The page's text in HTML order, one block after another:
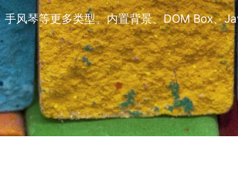
风琴等更多类型。内置背景、DOM Box、